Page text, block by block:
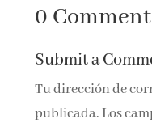
0
Submit a
Tu dirección de
publicada. Los